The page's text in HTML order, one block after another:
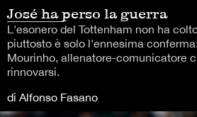
José ha perso la guerra
L'esonero del Tottenham non ha
piuttosto è solo l'ennesima
Mourinho, allenatore-comunicatore
rinnovarsi.
di Alfonso Fasano